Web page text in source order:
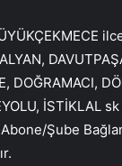
DOĞRAMACI,
İSTİKLAL
Şube